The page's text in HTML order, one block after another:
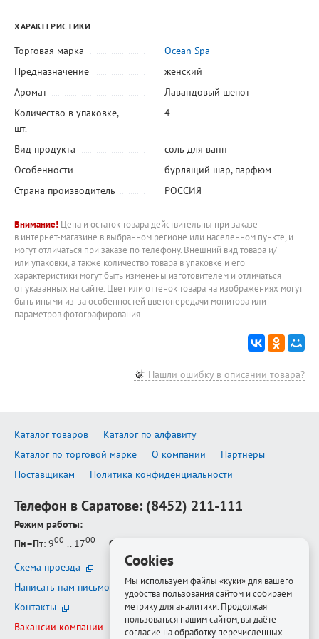
ХАРАКТЕРИСТИКИ
Торговая марка
Ocean Spa
Предназначение
женский
Аромат
Лавандовый шепот
Количество в упаковке,
шт.
4
Вид продукта
соль для ванн
Особенности
бурлящий шар, парфюм
Страна производитель
РОССИЯ
Внимание! Цена и остаток товара действительны при заказе
в интернет-магазине в выбранном регионе или населенном пункте, и
могут отличаться при заказе по телефону. Внешний вид товара и/
или упаковки, а также количество товара в упаковке и его
характеристики могут быть изменены изготовителем и отличаться
от указанных на сайте. Цвет или оттенок товара на изображениях могут
быть иными из-за особенностей цветопередачи монитора или
параметров фотографирования.
Нашли ошибку в описании товара?
Каталог товаров
Каталог по алфавиту
Каталог по торговой марке
О компании
Партнеры
Поставщикам
Политика конфиденциальности
Телефон в Саратове: (8452) 211-111
Режим работы:
Пн–Пт: 900 .. 1700 Сб–Вс
Схема проезда
Написать нам письмо
Контакты
Вакансии компании
Cookies
Мы используем файлы «куки» для вашего
удобства пользования сайтом и собираем
метрику для аналитики. Продолжая
пользоваться нашим сайтом, вы даёте
согласие на обработку перечисленных